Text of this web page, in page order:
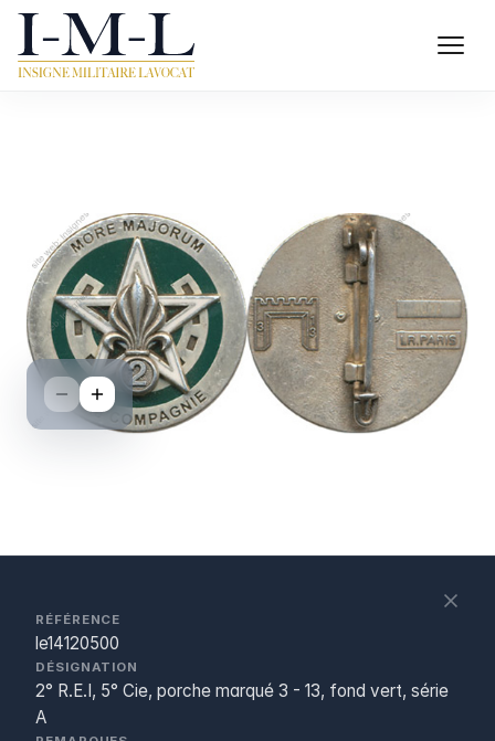
RÉFÉRENCE
le14120500
DÉSIGNATION
2° R.E.I, 5° Cie, porche marqué 3 - 13, fond vert, série
A